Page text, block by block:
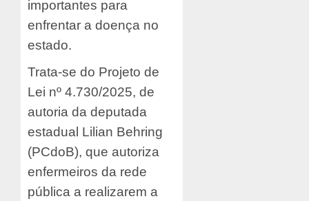
importantes para
enfrentar a doença no
estado.
Trata-se do Projeto de
Lei nº 4.730/2025, de
autoria da deputada
estadual Lilian Behring
(PCdoB), que autoriza
enfermeiros da rede
pública a realizarem a